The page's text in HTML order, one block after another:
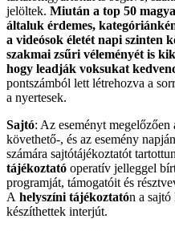
jelöltek. Miután a top 50
általuk érdemes,
a videósok életét napi szinten
szakmai zsűri véleményét is
hogy leadják voksukat
pontszámból lett létrehozva a
a nyertesek.
Sajtó: Az eseményt
követhető-, és az esemény
számára sajtótájékoztatót
tájékoztató operatív jelleggel
programját, támogatóit és
A helyszíni tájékoztatón a
készíthettek interjút.